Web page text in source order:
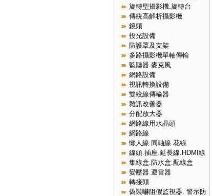
旋轉型攝影機.旋轉台
傳統高解析攝影機
鏡頭
投光設備
防護罩及支架
多路攝影機單軸傳輸
監聽器.麥克風
網路設備
視訊轉換設備
雙絞線傳輸器
雜訊改善器
分配放大器
網路線用水晶頭
網路線
懶人線.同軸線.花線
線頭.插座.延長線.HDMI線
集線盒.防水盒.配線盒
變壓器.避雷器
轉接頭
偽裝嚇阻假監視器. 警示防